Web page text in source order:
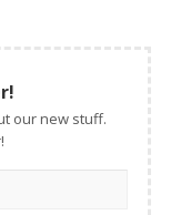
our new stuff.